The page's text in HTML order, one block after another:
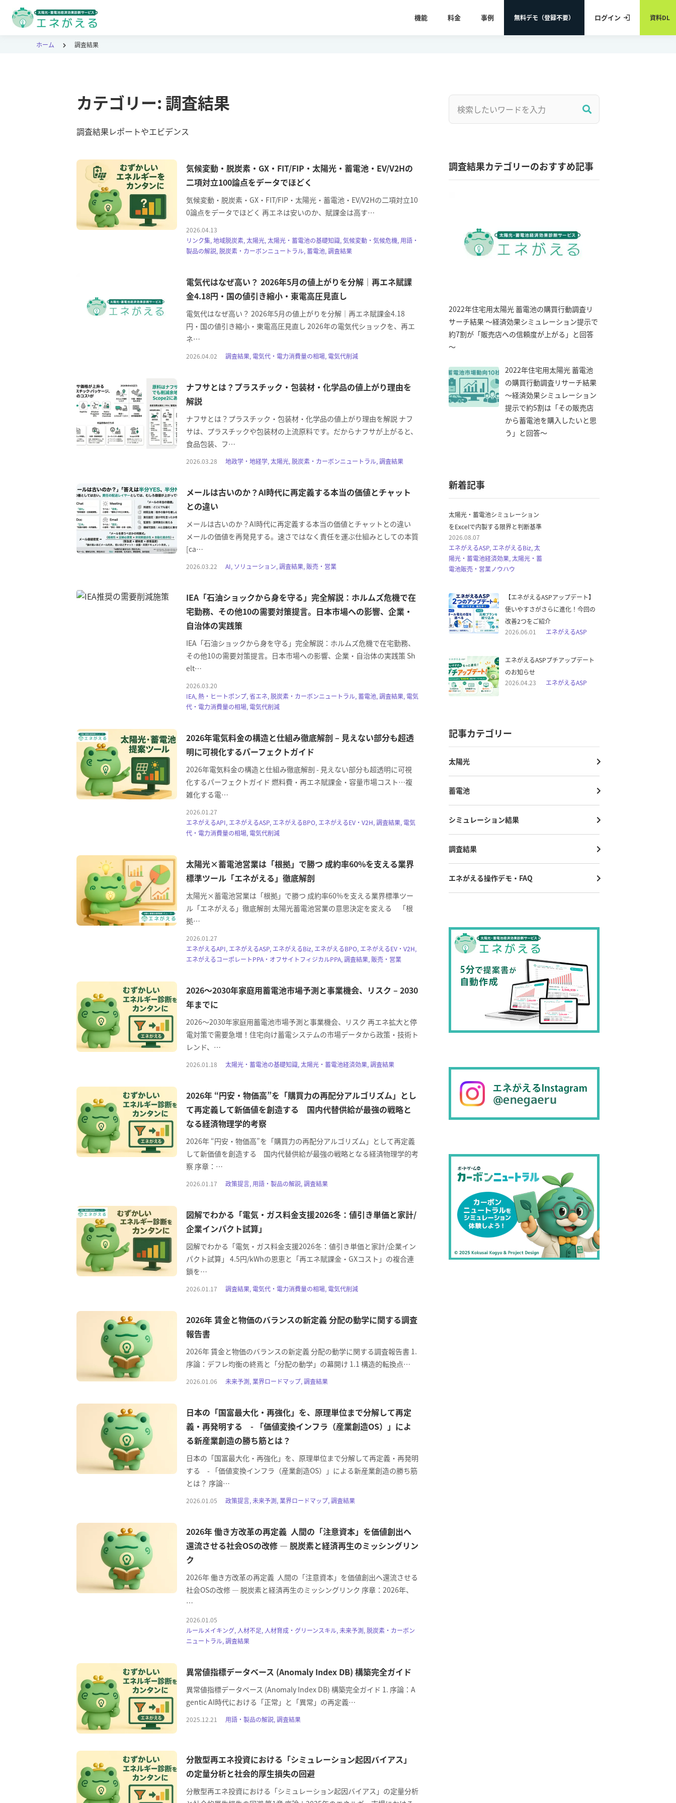
機能 料金 事例 無料デモ（登録不要） ログイン 資料DL
ホーム 調査結果
カテゴリー: 調査結果
調査結果レポートやエビデンス
気候変動・脱炭素・GX・FIT/FIP・太陽光・蓄電池・EV/V2Hの
二項対立100論点をデータでほどく
気候変動・脱炭素・GX・FIT/FIP・太陽光・蓄電池・EV/V2Hの二項対立10
0論点をデータでほどく 再エネは安いのか、賦課金は高す…
2026.04.13
リンク集, 地域脱炭素, 太陽光, 太陽光・蓄電池の基礎知識, 気候変動・気候危機, 用語・
製品の解説, 脱炭素・カーボンニュートラル, 蓄電池, 調査結果
電気代はなぜ高い？ 2026年5月の値上がりを分解｜再エネ賦課
金4.18円・国の値引き縮小・東電高圧見直し
電気代はなぜ高い？ 2026年5月の値上がりを分解｜再エネ賦課金4.18
円・国の値引き縮小・東電高圧見直し 2026年の電気代ショックを、再エ
ネ…
2026.04.02 調査結果, 電気代・電力消費量の相場, 電気代削減
ナフサとは？プラスチック・包装材・化学品の値上がり理由を
解説
ナフサとは？プラスチック・包装材・化学品の値上がり理由を解説 ナフ
サは、プラスチックや包装材の上流原料です。だからナフサが上がると、
食品包装、フ…
2026.03.28 地政学・地経学, 太陽光, 脱炭素・カーボンニュートラル, 調査結果
メールは古いのか？AI時代に再定義する本当の価値とチャット
との違い
メールは古いのか？AI時代に再定義する本当の価値とチャットとの違い
メールの価値を再発見する。速さではなく責任を運ぶ仕組みとしての本質
[ca…
2026.03.22 AI, ソリューション, 調査結果, 販売・営業
IEA「石油ショックから身を守る」完全解説：ホルムズ危機で在
宅勤務、その他10の需要対策提言。日本市場への影響、企業・
自治体の実践策
IEA「石油ショックから身を守る」完全解説：ホルムズ危機で在宅勤務、
その他10の需要対策提言。日本市場への影響、企業・自治体の実践策 Sh
elt…
2026.03.20
IEA, 熱・ヒートポンプ, 省エネ, 脱炭素・カーボンニュートラル, 蓄電池, 調査結果, 電気
代・電力消費量の相場, 電気代削減
2026年電気料金の構造と仕組み徹底解剖 – 見えない部分も超透
明に可視化するパーフェクトガイド
2026年電気料金の構造と仕組み徹底解剖 - 見えない部分も超透明に可視
化するパーフェクトガイド 燃料費・再エネ賦課金・容量市場コスト…複
雑化する電…
2026.01.27
エネがえるAPI, エネがえるASP, エネがえるBPO, エネがえるEV・V2H, 調査結果, 電気
代・電力消費量の相場, 電気代削減
太陽光×蓄電池営業は「根拠」で勝つ 成約率60%を支える業界
標準ツール「エネがえる」徹底解剖
太陽光×蓄電池営業は「根拠」で勝つ 成約率60%を支える業界標準ツー
ル「エネがえる」徹底解剖 太陽光蓄電池営業の意思決定を変える 「根
拠…
2026.01.27
エネがえるAPI, エネがえるASP, エネがえるBiz, エネがえるBPO, エネがえるEV・V2H,
エネがえるコーポレートPPA・オフサイトフィジカルPPA, 調査結果, 販売・営業
2026〜2030年家庭用蓄電池市場予測と事業機会、リスク – 2030
年までに
2026〜2030年家庭用蓄電池市場予測と事業機会、リスク 再エネ拡大と停
電対策で需要急増！住宅向け蓄電システムの市場データから政策・技術ト
レンド、…
2026.01.18 太陽光・蓄電池の基礎知識, 太陽光・蓄電池経済効果, 調査結果
2026年 “円安・物価高”を「購買力の再配分アルゴリズム」とし
て再定義して新価値を創造する 国内代替供給が最強の戦略と
なる経済物理学的考察
2026年 “円安・物価高”を「購買力の再配分アルゴリズム」として再定義
して新価値を創造する 国内代替供給が最強の戦略となる経済物理学的考
察 序章：…
2026.01.17 政策提言, 用語・製品の解説, 調査結果
図解でわかる「電気・ガス料金支援2026冬：値引き単価と家計/
企業インパクト試算」
図解でわかる「電気・ガス料金支援2026冬：値引き単価と家計/企業イン
パクト試算」 4.5円/kWhの恩恵と「再エネ賦課金・GXコスト」の複合連
鎖を…
2026.01.17 調査結果, 電気代・電力消費量の相場, 電気代削減
2026年 賃金と物価のバランスの新定義 分配の動学に関する調査
報告書
2026年 賃金と物価のバランスの新定義 分配の動学に関する調査報告書 1.
序論：デフレ均衡の終焉と「分配の動学」の幕開け 1.1 構造的転換点…
2026.01.06 未来予測, 業界ロードマップ, 調査結果
日本の「国富最大化・再強化」を、原理単位まで分解して再定
義・再発明する - 「価値変換インフラ（産業創造OS）」によ
る新産業創造の勝ち筋とは？
日本の「国富最大化・再強化」を、原理単位まで分解して再定義・再発明
する - 「価値変換インフラ（産業創造OS）」による新産業創造の勝ち筋
とは？ 序論…
2026.01.05 政策提言, 未来予測, 業界ロードマップ, 調査結果
2026年 働き方改革の再定義 人間の「注意資本」を価値創出へ
還流させる社会OSの改修 ― 脱炭素と経済再生のミッシングリン
ク
2026年 働き方改革の再定義 人間の「注意資本」を価値創出へ還流させる
社会OSの改修 ― 脱炭素と経済再生のミッシングリンク 序章：2026年、
…
2026.01.05
ルールメイキング, 人材不足, 人材育成・グリーンスキル, 未来予測, 脱炭素・カーボン
ニュートラル, 調査結果
異常値指標データベース (Anomaly Index DB) 構築完全ガイド
異常値指標データベース (Anomaly Index DB) 構築完全ガイド 1. 序論：A
gentic AI時代における「正常」と「異常」の再定義…
2025.12.21 用語・製品の解説, 調査結果
分散型再エネ投資における「シミュレーション起因バイアス」
の定量分析と社会的厚生損失の回避
分散型再エネ投資における「シミュレーション起因バイアス」の定量分析
調査結果カテゴリーのおすすめ記事
2022年住宅用太陽光 蓄電池の購買行動調査リ
サーチ結果 ～経済効果シミュレーション提示で
約7割が「販売店への信頼度が上がる」と回答
～
2022年住宅用太陽光 蓄電池
の購買行動調査リサーチ結果
～経済効果シミュレーション
提示で約5割は「その販売店
から蓄電池を購入したいと思
う」と回答～
新着記事
太陽光・蓄電池シミュレーション
をExcelで内製する限界と判断基準
2026.08.07
エネがえるASP, エネがえるBiz, 太
陽光・蓄電池経済効果, 太陽光・蓄
電池販売・営業ノウハウ
【エネがえるASPアップデート】
使いやすさがさらに進化！今回の
改善2つをご紹介
2026.06.01
エネがえるASP
エネがえるASPプチアップデート
のお知らせ
2026.04.23
エネがえるASP
記事カテゴリー
太陽光
蓄電池
シミュレーション結果
調査結果
エネがえる操作デモ・FAQ